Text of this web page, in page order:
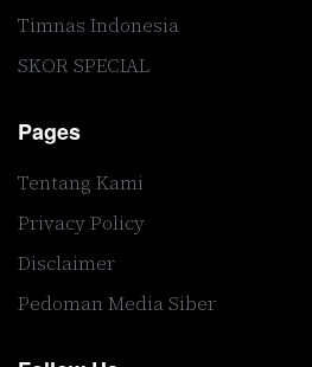
Timnas Indonesia
SKOR SPECIAL
Pages
Tentang Kami
Privacy Policy
Disclaimer
Pedoman Media Siber